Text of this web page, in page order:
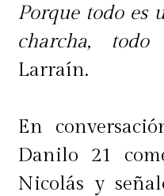
Porque todo es
charcha, todo
Larraín.
En
Danilo 21
Nicolás y